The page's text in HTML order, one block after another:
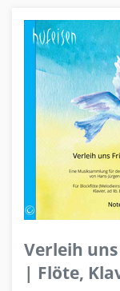
Verleih
| Flöte,